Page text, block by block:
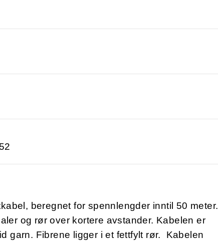
beregnet for spennlengder inntil 50 meter.
og rør over kortere avstander. Kabelen er
garn. Fibrene ligger i et fettfylt rør. Kabelen